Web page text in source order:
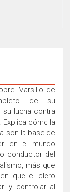
Marsilio de
de su
su lucha contra
Explica cómo la
son la base de
en el mundo
conductor del
más que
que el clero
y controlar al